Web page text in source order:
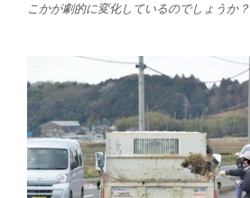
こかが劇的に変化しているのでしょうか？